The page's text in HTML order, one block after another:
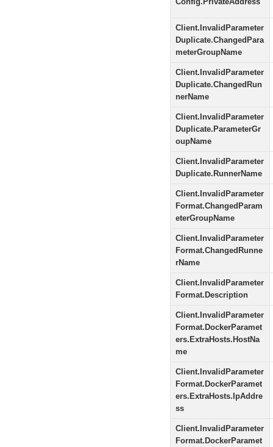
Client.InvalidParameter
Duplicate.ChangedPara
meterGroupName
Client.InvalidParameter
Duplicate.ChangedRun
nerName
Client.InvalidParameter
Duplicate.ParameterGr
oupName
Client.InvalidParameter
Duplicate.RunnerName
Client.InvalidParameter
Format.ChangedParam
eterGroupName
Client.InvalidParameter
Format.ChangedRunne
rName
Client.InvalidParameter
Format.Description
Client.InvalidParameter
Format.DockerParamet
ers.ExtraHosts.HostNa
me
Client.InvalidParameter
Format.DockerParamet
ers.ExtraHosts.IpAddre
ss
Client.InvalidParameter
Format.DockerParamet